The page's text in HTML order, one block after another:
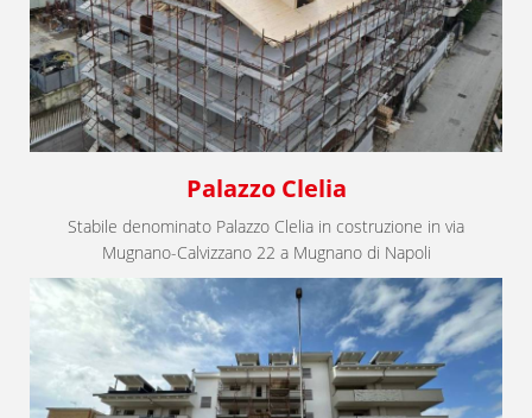
Palazzo Clelia
Stabile denominato Palazzo Clelia in costruzione in via
Mugnano-Calvizzano 22 a Mugnano di Napoli